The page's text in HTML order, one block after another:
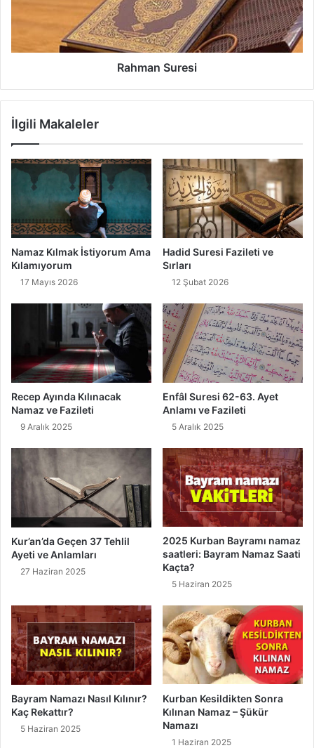
r
Rahman Suresi
İlgili Makaleler
Namaz Kılmak İstiyorum Ama
Kılamıyorum
17 Mayıs 2026
Hadid Suresi Fazileti ve
Sırları
12 Şubat 2026
Recep Ayında Kılınacak
Namaz ve Fazileti
9 Aralık 2025
Enfâl Suresi 62-63. Ayet
Anlamı ve Fazileti
5 Aralık 2025
Kur’an’da Geçen 37 Tehlil
Ayeti ve Anlamları
27 Haziran 2025
2025 Kurban Bayramı namaz
saatleri: Bayram Namaz Saati
Kaçta?
5 Haziran 2025
Bayram Namazı Nasıl Kılınır?
Kaç Rekattır?
5 Haziran 2025
Kurban Kesildikten Sonra
Kılınan Namaz – Şükür
Namazı
1 Haziran 2025